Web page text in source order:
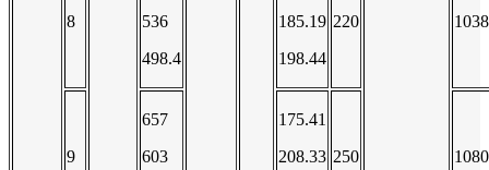
8
536
498.4
185.19
198.44
220 1038
9
657
603
175.41
208.33 250 1080